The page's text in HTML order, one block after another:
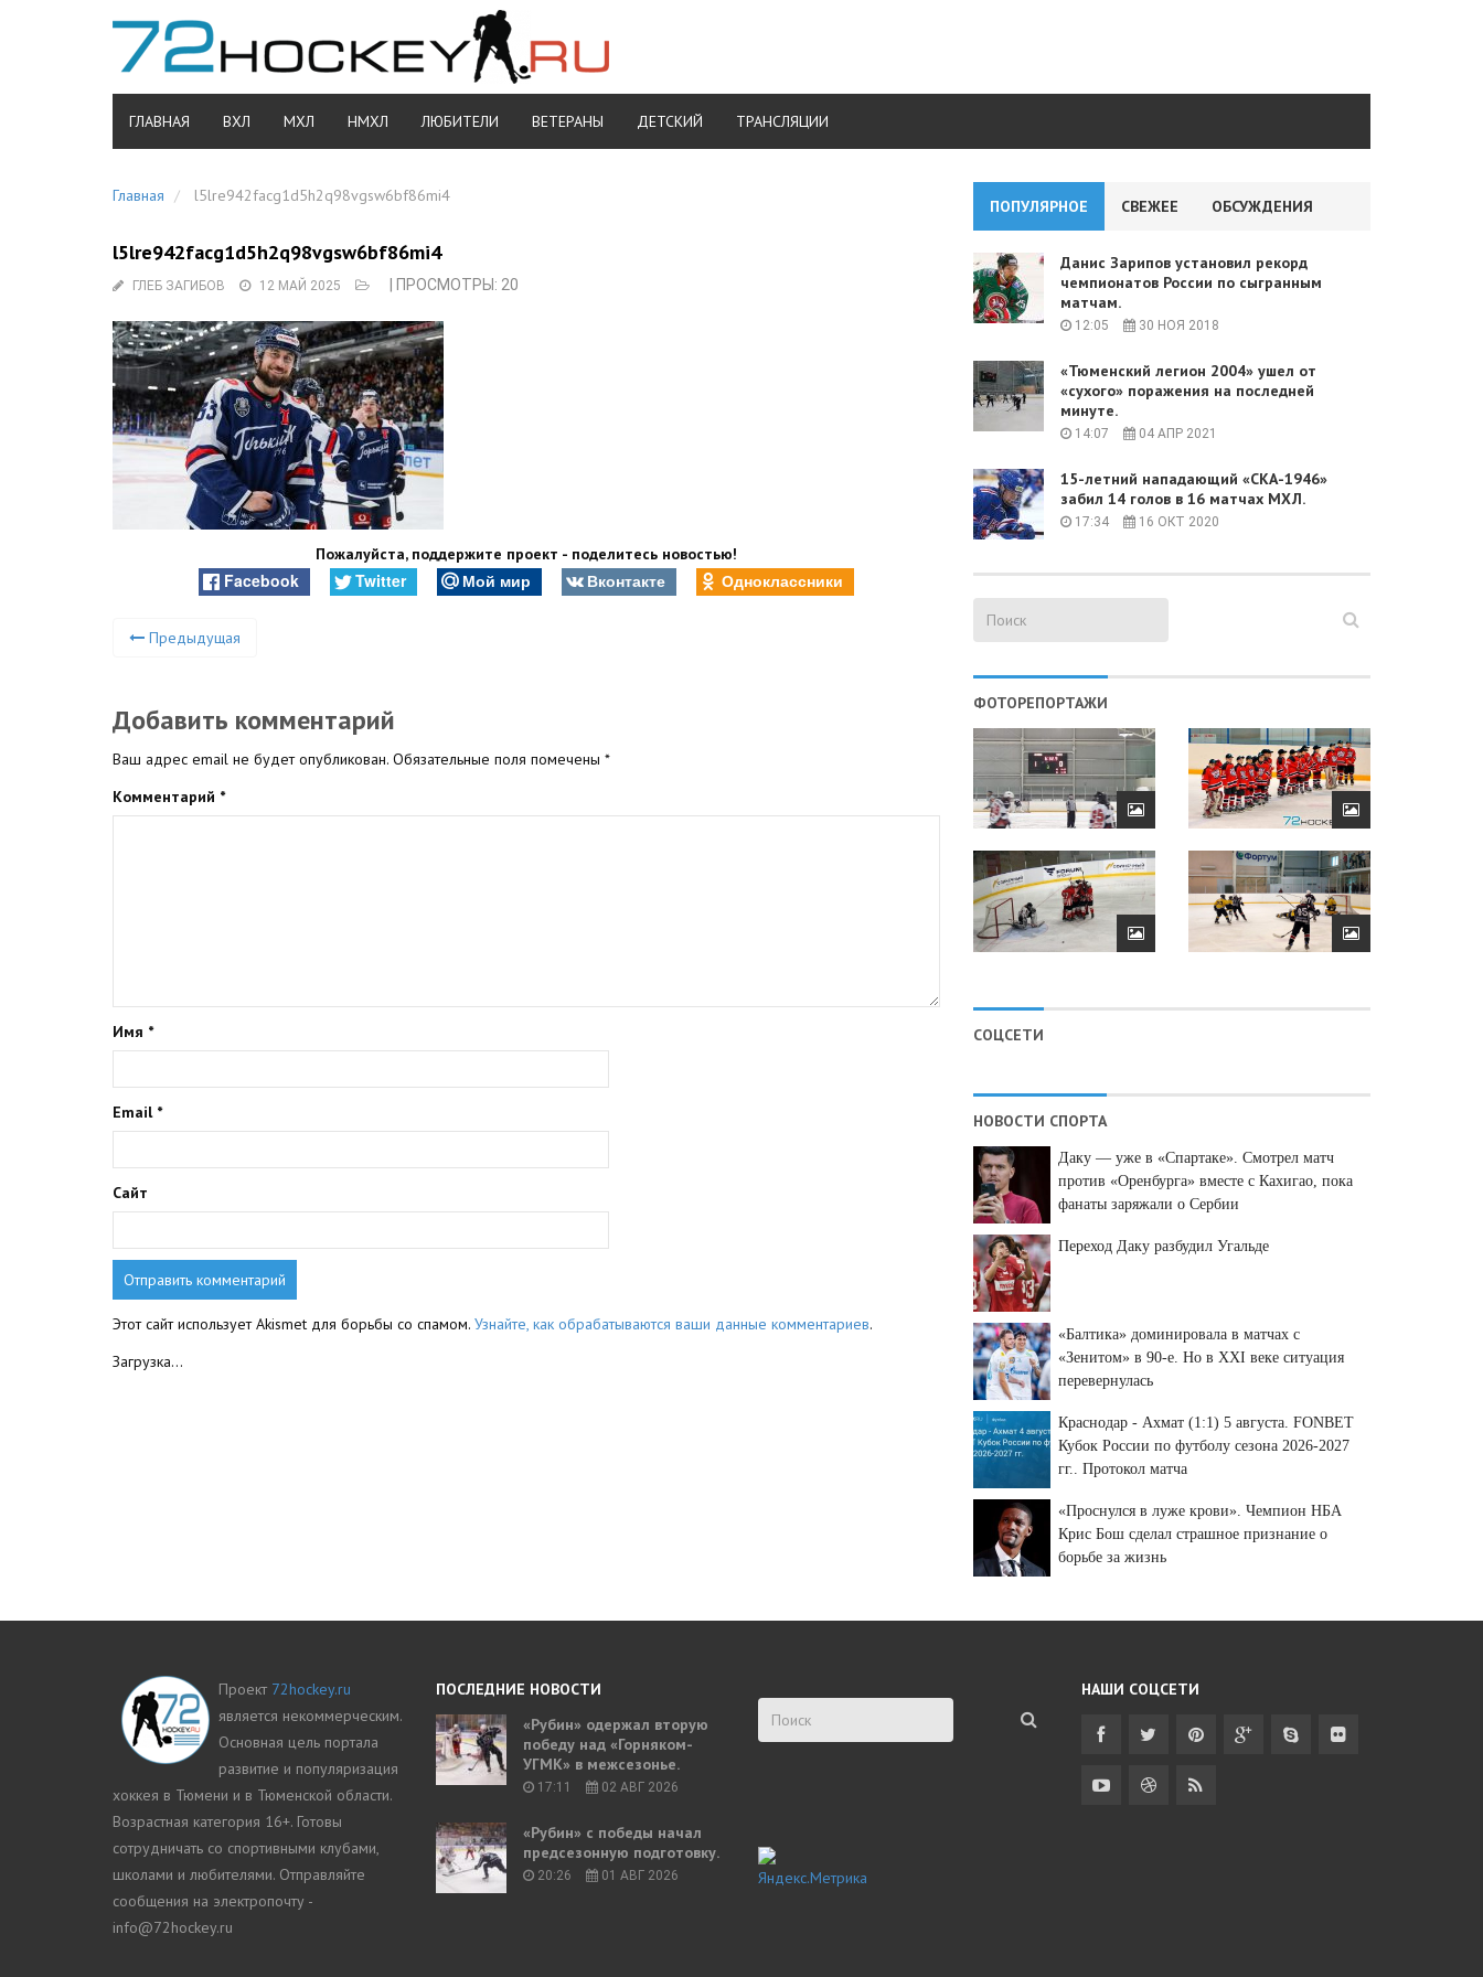
ГЛАВНАЯ ВХЛ МХЛ НМХЛ ЛЮБИТЕЛИ ВЕТЕРАНЫ ДЕТСКИЙ ТРАНСЛЯЦИИ
Главная l5lre942facg1d5h2q98vgsw6bf86mi4
l5lre942facg1d5h2q98vgsw6bf86mi4
ГЛЕБ ЗАГИБОВ 12 МАЙ 2025 | ПРОСМОТРЫ: 20
Пожалуйста, поддержите проект - поделитесь новостью!
Facebook Twitter Мой мир Вконтакте Одноклассники
Предыдущая
Добавить комментарий
Ваш адрес email не будет опубликован. Обязательные поля помечены *
Комментарий *
Имя *
Email *
Сайт
Этот сайт использует Akismet для борьбы со спамом. Узнайте, как обрабатываются ваши данные комментариев.
Загрузка...
ПОПУЛЯРНОЕ СВЕЖЕЕ ОБСУЖДЕНИЯ
Данис Зарипов установил рекорд
чемпионатов России по сыгранным
матчам.
12:05 30 НОЯ 2018
«Тюменский легион 2004» ушел от
«сухого» поражения на последней
минуте.
14:07 04 АПР 2021
15-летний нападающий «СКА-1946»
забил 14 голов в 16 матчах МХЛ.
17:34 16 ОКТ 2020
ФОТОРЕПОРТАЖИ
СОЦСЕТИ
НОВОСТИ СПОРТА
Даку — уже в «Спартаке». Смотрел матч
против «Оренбурга» вместе с Кахигао, пока
фанаты заряжали о Сербии
Переход Даку разбудил Угальде
«Балтика» доминировала в матчах с
«Зенитом» в 90-е. Но в XXI веке ситуация
перевернулась
Краснодар - Ахмат (1:1) 5 августа. FONBET
Кубок России по футболу сезона 2026-2027
гг.. Протокол матча
«Проснулся в луже крови». Чемпион НБА
Крис Бош сделал страшное признание о
борьбе за жизнь
Проект 72hockey.ru
является некоммерческим.
Основная цель портала
развитие и популяризация
хоккея в Тюмени и в Тюменской области.
Возрастная категория 16+. Готовы
сотрудничать со спортивными клубами,
школами и любителями. Отправляйте
сообщения на электропочту -
info@72hockey.ru
ПОСЛЕДНИЕ НОВОСТИ
«Рубин» одержал вторую
победу над «Горняком-
УГМК» в межсезонье.
17:11 02 АВГ 2026
«Рубин» с победы начал
предсезонную подготовку.
20:26 01 АВГ 2026
НАШИ СОЦСЕТИ